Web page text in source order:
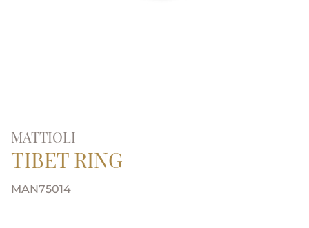
MATTIOLI
TIBET RING
MAN75014